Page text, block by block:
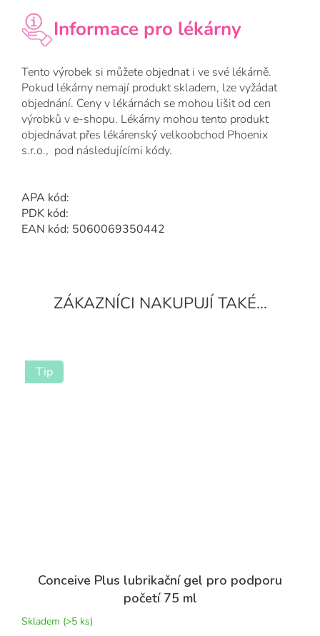
Tip
Conceive Plus lubrikační gel pro podporu
početí 75 ml
Skladem (>5 ks)
Informace pro lékárny
Tento výrobek si můžete objednat i ve své lékárně.
Pokud lékárny nemají produkt skladem, lze vyžádat
objednání. Ceny v lékárnách se mohou lišit od cen
výrobků v e-shopu. Lékárny mohou tento produkt
objednávat přes lékárenský velkoobchod Phoenix
s.r.o., pod následujícími kódy.
APA kód:
PDK kód:
EAN kód: 5060069350442